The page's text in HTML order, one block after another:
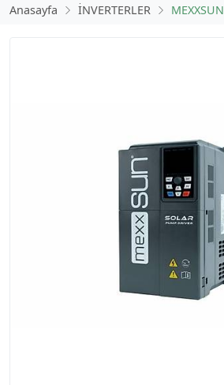
Anasayfa İNVERTERLER MEXXSUN